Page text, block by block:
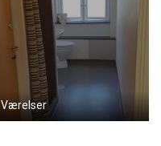
Værelser